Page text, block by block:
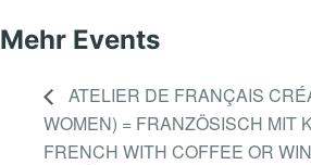
Mehr Events
ATELIER DE FRANÇAIS
WOMEN) = FRANZÖSISCH MIT
FRENCH WITH COFFEE OR